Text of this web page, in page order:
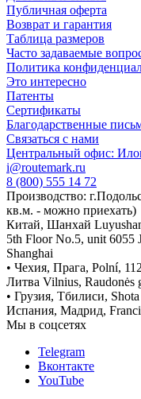
Публичная оферта
Возврат и гарантия
Таблица размеров
Часто задаваемые
Политика
Это интересно
Патенты
Сертификаты
Благодарственные
Связаться с нами
Центральный офис:
i@routemark.ru
8 (800) 555 14 72
Производство:
кв.м. - можно приехать)
Китай, Шанхай
5th Floor No.5, unit 6055
Shanghai
• Чехия, Прага, Polní,
Литва Vilnius, Raudonės
• Грузия, Тбилиси,
Испания, Мадрид,
Мы в соцсетях
Telegram
Вконтакте
YouTube